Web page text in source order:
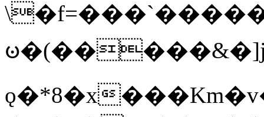
ǫ�*8�x